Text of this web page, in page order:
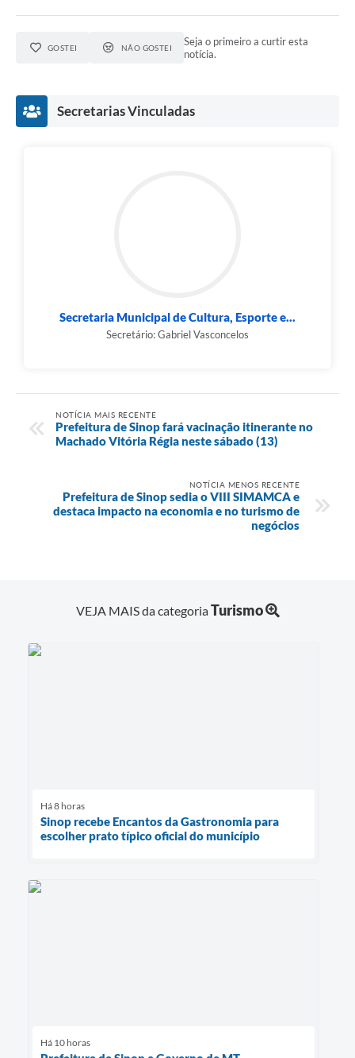
GOSTEI NÃO GOSTEI
Seja o primeiro a curtir esta
notícia.
Secretarias Vinculadas
Secretaria Municipal de Cultura, Esporte e...
Secretário: Gabriel Vasconcelos
NOTÍCIA MAIS RECENTE
Prefeitura de Sinop fará vacinação itinerante no
Machado Vitória Régia neste sábado (13)
NOTÍCIA MENOS RECENTE
Prefeitura de Sinop sedia o VIII SIMAMCA e
destaca impacto na economia e no turismo de
negócios
VEJA MAIS da categoriaTurismo
Há 8 horas
Sinop recebe Encantos da Gastronomia para
escolher prato típico oficial do município
Há 10 horas